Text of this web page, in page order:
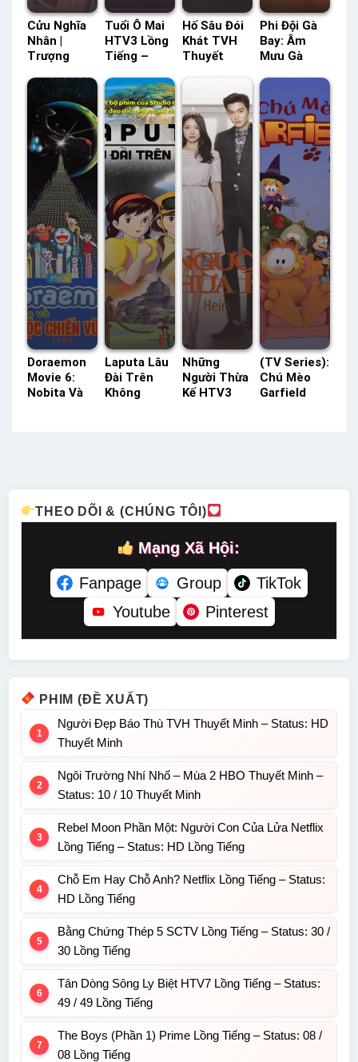
Cửu Nghĩa
Nhân |
Trượng
Thuyết
Minh –
Status: 25 /
25 Thuyết
Minh
Tuổi Ô Mai
HTV3 Lồng
Tiếng –
26 Lồng
Tiếng
Hố Sâu Đói
Khát TVH
Thuyết
Status: HD
Thuyết
Minh
Phi Đội Gà
Bay: Âm
Mưu Gà
Netflix
Lồng Tiếng
– Status:
HD Lồng
Tiếng
Doraemon
Movie 6:
Nobita Và
Laputa Lâu
Đài Trên
Không
Những
Người Thừa
Kế HTV3
(TV Series):
Chú Mèo
Garfield
THEO DÕI & (CHÚNG TÔI)
Mạng Xã Hội:
Fanpage
Group
TikTok
Youtube
Pinterest
PHIM (ĐỀ XUẤT)
Người Đẹp Báo Thù TVH Thuyết Minh – Status: HD
Thuyết Minh
Ngôi Trường Nhí Nhố – Mùa 2 HBO Thuyết Minh –
Status: 10 / 10 Thuyết Minh
Rebel Moon Phần Một: Người Con Của Lửa Netflix
Lồng Tiếng – Status: HD Lồng Tiếng
Chỗ Em Hay Chỗ Anh? Netflix Lồng Tiếng – Status:
HD Lồng Tiếng
Bằng Chứng Thép 5 SCTV Lồng Tiếng – Status: 30 /
30 Lồng Tiếng
Tân Dòng Sông Ly Biệt HTV7 Lồng Tiếng – Status:
49 / 49 Lồng Tiếng
The Boys (Phần 1) Prime Lồng Tiếng – Status: 08 /
08 Lồng Tiếng